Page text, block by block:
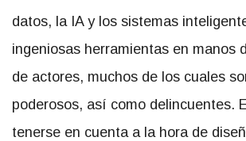
datos, la IA y los sistemas
ingeniosas herramientas en manos
de actores, muchos de los cuales
poderosos, así como delincuentes.
tenerse en cuenta a la hora de